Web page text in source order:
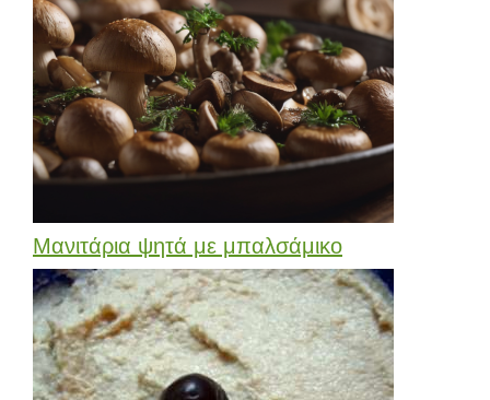
Μανιτάρια ψητά με μπαλσάμικο